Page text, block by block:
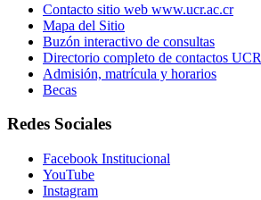
Contacto sitio web www.ucr.ac.cr
Mapa del Sitio
Buzón interactivo de consultas
Directorio completo de contactos UCR
Admisión, matrícula y horarios
Becas
Redes Sociales
Facebook Institucional
YouTube
Instagram